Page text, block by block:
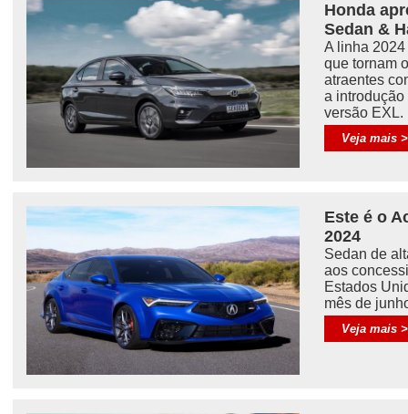
Honda
Sedan &
A linha
que tornam
atraentes
a
versão EXL.
Veja mais
Este é o
2024
Sedan de
aos
Estados
mês de
Veja mais